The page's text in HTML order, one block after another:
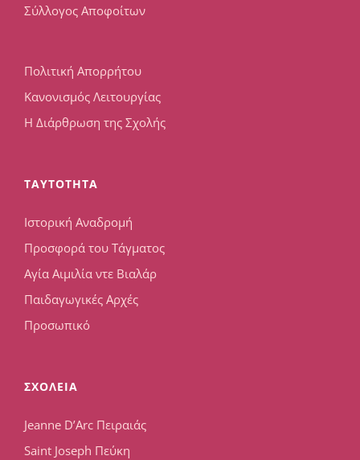
Σύλλογος Αποφοίτων
Πολιτική Απορρήτου
Κανονισμός Λειτουργίας
Η Διάρθρωση της Σχολής
TAYTOTHTA
Ιστορική Αναδρομή
Προσφορά του Τάγματος
Αγία Αιμιλία ντε Βιαλάρ
Παιδαγωγικές Αρχές
Προσωπικό
ΣΧΟΛΕΙΑ
Jeanne D’Arc Πειραιάς
Saint Joseph Πεύκη